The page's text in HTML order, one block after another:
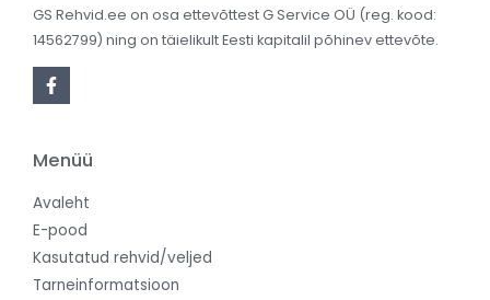
GS Rehvid.ee on osa ettevõttest G Service OÜ (reg. kood:
14562799) ning on täielikult Eesti kapitalil põhinev ettevõte.
Menüü
Avaleht
E-pood
Kasutatud rehvid/veljed
Tarneinformatsioon